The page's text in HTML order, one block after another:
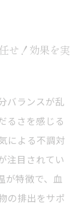
せ！効果を実
バランスが乱
るさを感じる
による不調対
注目されてい
が特徴で、血
の排出をサポ